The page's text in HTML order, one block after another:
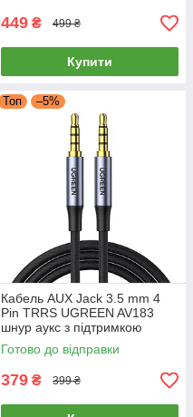
449 ₴ 499 ₴
Купити
Топ –5%
Кабель AUX Jack 3.5 mm 4
Pin TRRS UGREEN AV183
шнур аукс з підтримкою
мікрофона 1 метр (сірий)
Готово до відправки
379 ₴ 399 ₴